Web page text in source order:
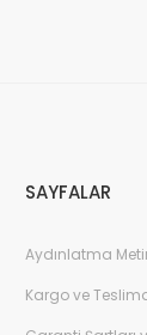
SAYFALAR
Aydınlatma
Kargo ve